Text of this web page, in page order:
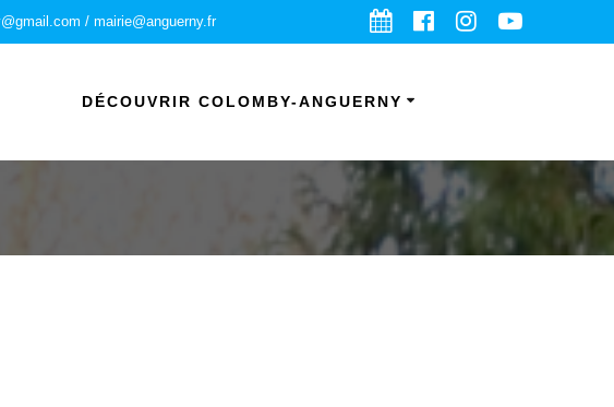
/ mairie@anguerny.fr
DÉCOUVRIR COLOMBY-ANGUERNY